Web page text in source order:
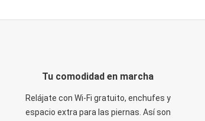
Tu comodidad en marcha
Relájate con Wi-Fi gratuito, enchufes y
espacio extra para las piernas. Así son